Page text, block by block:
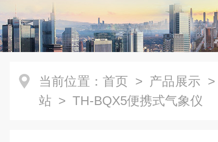
当前位置： 首页 > 产品展示
站 > TH-BQX5便携式气象仪